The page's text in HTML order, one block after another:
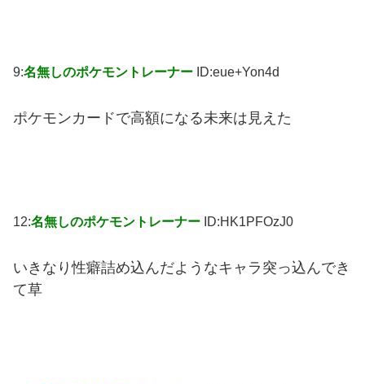
9:名無しのポケモントレーナー ID:eue+Yon4d
ポケモンカードで高額になる未来は見えた
12:名無しのポケモントレーナー ID:HK1PFOzJ0
いきなり性癖詰め込んだようなキャラ突っ込んでき
て草